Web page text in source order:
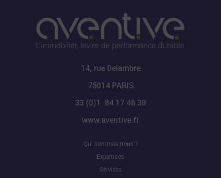
14, rue Delambre
75014 PARIS
33 (0)1 84 17 48 30
www.aventive.fr
Qui sommes nous ?
Expertises
Services